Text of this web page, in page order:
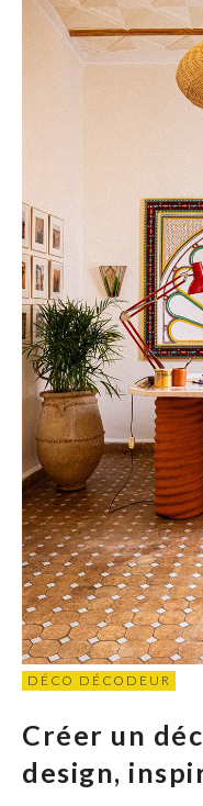
DÉCO DÉCODEUR
Créer un
design,